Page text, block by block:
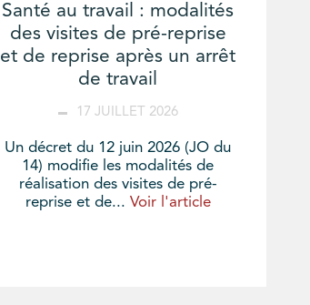
Santé au travail : modalités
des visites de pré-reprise
et de reprise après un arrêt
de travail
17 JUILLET 2026
Un décret du 12 juin 2026 (JO du
14) modifie les modalités de
réalisation des visites de pré-
reprise et de... Voir l'article